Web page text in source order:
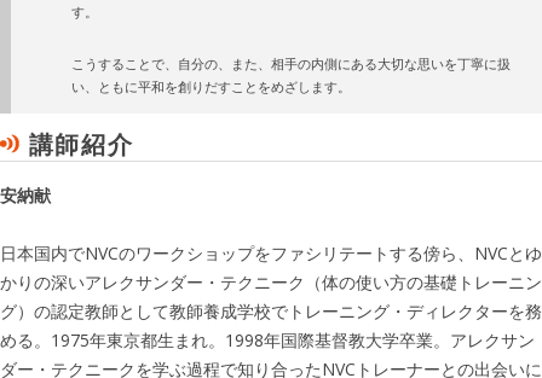
す。
こうすることで、自分の、また、相手の内側にある大切な思いを丁寧に扱
い、ともに平和を創りだすことをめざします。
講師紹介
安納献
日本国内でNVCのワークショップをファシリテートする傍ら、NVCとゆ
かりの深いアレクサンダー・テクニーク（体の使い方の基礎トレーニン
グ）の認定教師として教師養成学校でトレーニング・ディレクターを務
める。1975年東京都生まれ。1998年国際基督教大学卒業。アレクサン
ダー・テクニークを学ぶ過程で知り合ったNVCトレーナーとの出会いに